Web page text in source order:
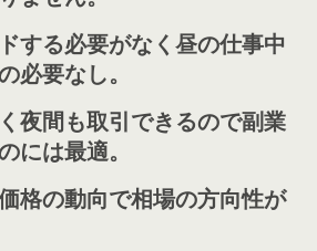
する必要がなく昼の仕事中
必要なし。
夜間も取引できるので副業
には最適。
格の動向で相場の方向性が